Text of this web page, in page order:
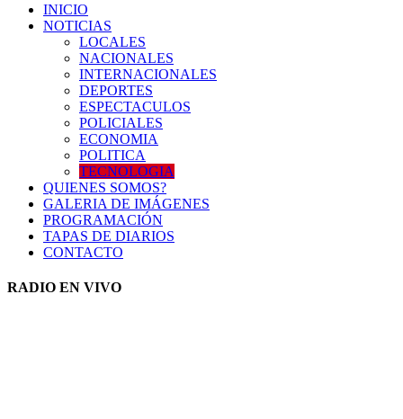
INICIO
NOTICIAS
LOCALES
NACIONALES
INTERNACIONALES
DEPORTES
ESPECTACULOS
POLICIALES
ECONOMIA
POLITICA
TECNOLOGIA
QUIENES SOMOS?
GALERIA DE IMÁGENES
PROGRAMACIÓN
TAPAS DE DIARIOS
CONTACTO
RADIO EN VIVO